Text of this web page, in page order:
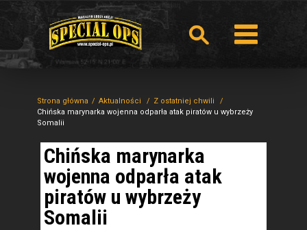
Strona główna Aktualności
Z ostatniej chwili
Chińska marynarka wojenna odparła atak piratów u wybrzeży
Somalii
Chińska marynarka
wojenna odparła atak
piratów u wybrzeży
Somalii